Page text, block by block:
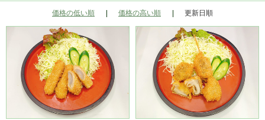
価格の低い順 価格の高い順 更新日順